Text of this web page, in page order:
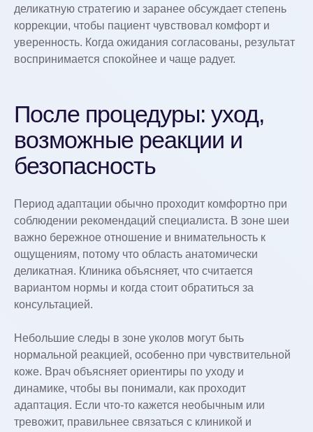
деликатную стратегию и заранее обсуждает степень
коррекции, чтобы пациент чувствовал комфорт и
уверенность. Когда ожидания согласованы, результат
воспринимается спокойнее и чаще радует.
После процедуры: уход,
возможные реакции и
безопасность
Период адаптации обычно проходит комфортно при
соблюдении рекомендаций специалиста. В зоне шеи
важно бережное отношение и внимательность к
ощущениям, потому что область анатомически
деликатная. Клиника объясняет, что считается
вариантом нормы и когда стоит обратиться за
консультацией.
Небольшие следы в зоне уколов могут быть
нормальной реакцией, особенно при чувствительной
коже. Врач объясняет ориентиры по уходу и
динамике, чтобы вы понимали, как проходит
адаптация. Если что‑то кажется необычным или
тревожит, правильнее связаться с клиникой и